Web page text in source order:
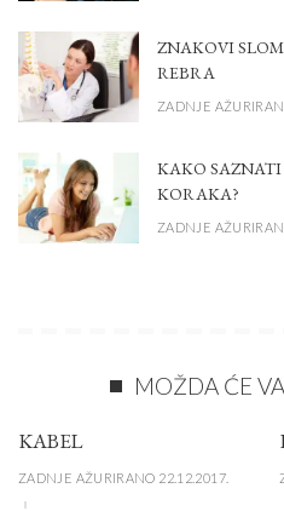
ZNAKOVI
REBRA
ZADNJE
KAKO SAZNATI
KORAKA?
ZADNJE
MOŽDA ĆE
KABEL
ZADNJE AŽURIRANO 22.12.2017.